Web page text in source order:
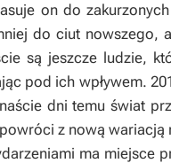
on do
do ciut nowszego,
są jeszcze ludzie,
pod ich wpływem.
dni temu świat
z nową wariacją
ma miejsce